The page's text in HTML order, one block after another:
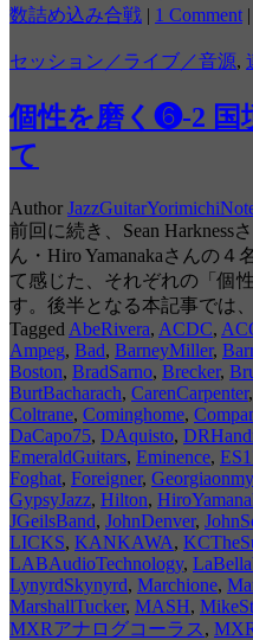
数詰め込み合戦 | 1 Comment |
セッション／ライブ／音源,
個性を磨く❻-2 国
て
Author
前回に続き、Sean Harkness
ん・Hiro Yamanakaさんの
て感じた、それぞれの「個
す。後半となる本記事では
Tagged AbeRivera, ACDC,
Ampeg, Bad, BarneyMiller,
Boston, BradSarno, Brecker,
BurtBacharach, CarenCarpenter,
Coltrane, Cominghome,
DaCapo75, DAquisto,
EmeraldGuitars, Eminence,
Foghat, Foreigner,
GypsyJazz, Hilton,
JGeilsBand, JohnDenver,
LICKS, KANKAWA,
LABAudioTechnology,
LynyrdSkynyrd, Marchione,
MarshallTucker, MASH,
MXRアナログコーラス ,